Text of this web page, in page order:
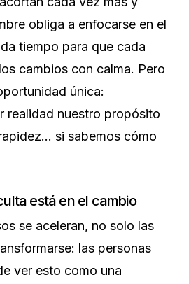
obliga a enfocarse en el
tiempo para que cada
cambios con calma. Pero
única:
realidad nuestro propósito
si sabemos cómo
está en el cambio
se aceleran, no solo las
las personas
ver esto como una